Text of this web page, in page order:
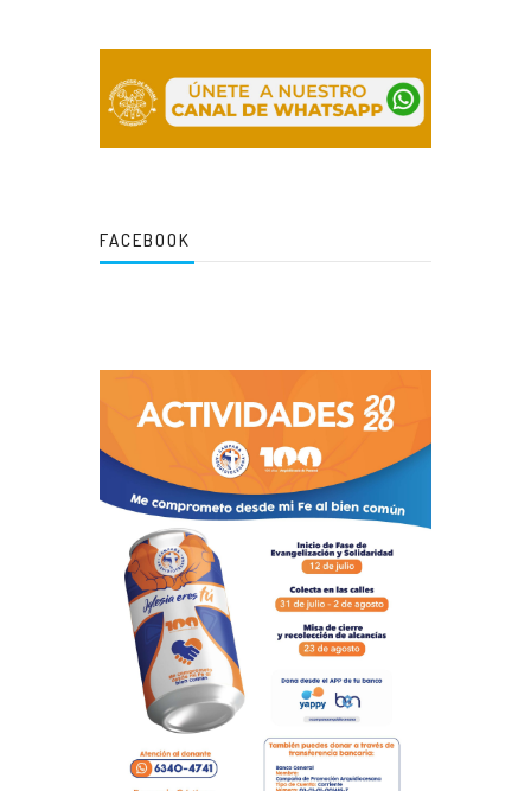
FACEBOOK